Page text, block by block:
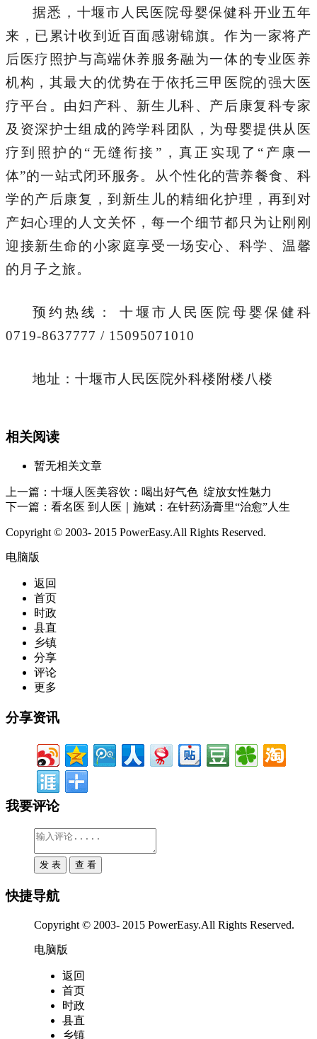
据悉，十堰市人民医院母婴保健科开业五年
来，已累计收到近百面感谢锦旗。作为一家将产
后医疗照护与高端休养服务融为一体的专业医养
机构，其最大的优势在于依托三甲医院的强大医
疗平台。由妇产科、新生儿科、产后康复科专家
及资深护士组成的跨学科团队，为母婴提供从医
疗到照护的“无缝衔接”，真正实现了“产康一
体”的一站式闭环服务。从个性化的营养餐食、科
学的产后康复，到新生儿的精细化护理，再到对
产妇心理的人文关怀，每一个细节都只为让刚刚
迎接新生命的小家庭享受一场安心、科学、温馨
的月子之旅。
预约热线： 十堰市人民医院母婴保健科
0719-8637777 / 15095071010
地址：十堰市人民医院外科楼附楼八楼
相关阅读
暂无相关文章
上一篇： 十堰人医美容饮：喝出好气色 绽放女性魅力
下一篇： 看名医 到人医｜施斌：在针药汤膏里“治愈”人生
Copyright © 2003- 2015 PowerEasy.All Rights Reserved.
电脑版
返回
首页
时政
县直
乡镇
分享
评论
更多
分享资讯
我要评论
快捷导航
Copyright © 2003- 2015 PowerEasy.All Rights Reserved.
电脑版
返回
首页
时政
县直
乡镇